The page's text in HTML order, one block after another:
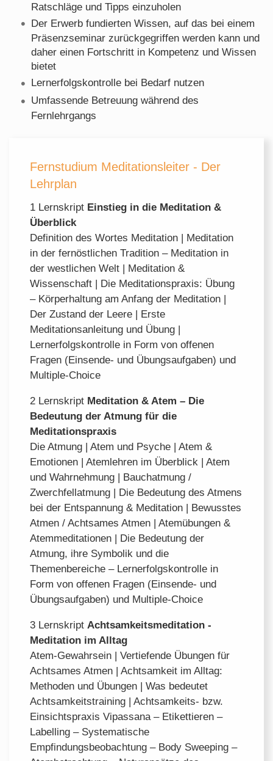
Ratschläge und Tipps einzuholen
Der Erwerb fundierten Wissen, auf das bei einem
Präsenzseminar zurückgegriffen werden kann und
daher einen Fortschritt in Kompetenz und Wissen
bietet
Lernerfolgskontrolle bei Bedarf nutzen
Umfassende Betreuung während des
Fernlehrgangs
Fernstudium Meditationsleiter - Der
Lehrplan
1 Lernskript Einstieg in die Meditation &
Überblick
Definition des Wortes Meditation | Meditation
in der fernöstlichen Tradition – Meditation in
der westlichen Welt | Meditation &
Wissenschaft | Die Meditationspraxis: Übung
– Körperhaltung am Anfang der Meditation |
Der Zustand der Leere | Erste
Meditationsanleitung und Übung |
Lernerfolgskontrolle in Form von offenen
Fragen (Einsende- und Übungsaufgaben) und
Multiple-Choice
2 Lernskript Meditation & Atem – Die
Bedeutung der Atmung für die
Meditationspraxis
Die Atmung | Atem und Psyche | Atem &
Emotionen | Atemlehren im Überblick | Atem
und Wahrnehmung | Bauchatmung /
Zwerchfellatmung | Die Bedeutung des Atmens
bei der Entspannung & Meditation | Bewusstes
Atmen / Achtsames Atmen | Atemübungen &
Atemmeditationen | Die Bedeutung der
Atmung, ihre Symbolik und die
Themenbereiche – Lernerfolgskontrolle in
Form von offenen Fragen (Einsende- und
Übungsaufgaben) und Multiple-Choice
3 LernskriptAchtsamkeitsmeditation -
Meditation im Alltag
Atem-Gewahrsein | Vertiefende Übungen für
Achtsames Atmen | Achtsamkeit im Alltag:
Methoden und Übungen | Was bedeutet
Achtsamkeitstraining | Achtsamkeits- bzw.
Einsichtspraxis Vipassana – Etikettieren –
Labelling – Systematische
Empfindungsbeobachtung – Body Sweeping –